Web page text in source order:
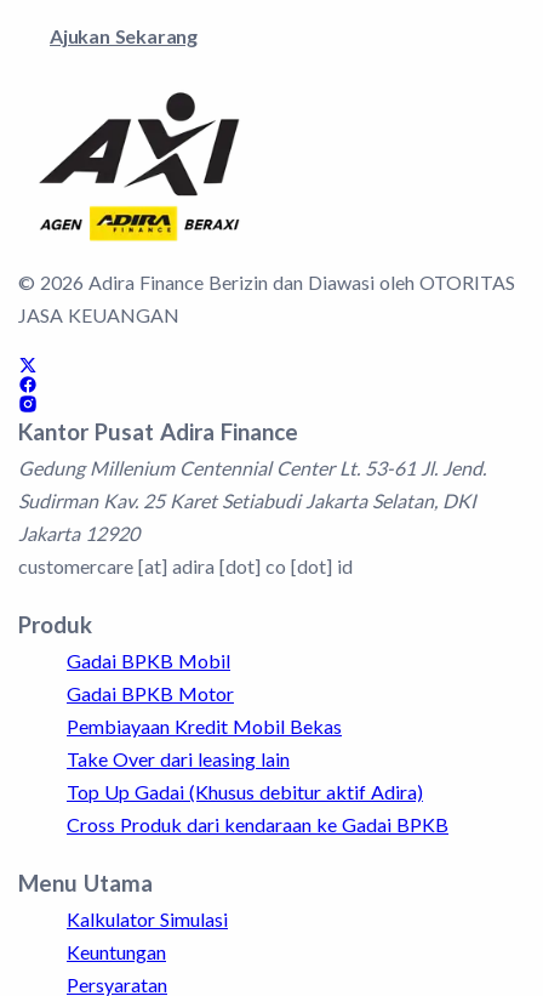
Ajukan Sekarang
© 2026 Adira Finance Berizin dan Diawasi oleh OTORITAS
JASA KEUANGAN
Kantor Pusat Adira Finance
Gedung Millenium Centennial Center Lt. 53-61 Jl. Jend.
Sudirman Kav. 25 Karet Setiabudi Jakarta Selatan, DKI
Jakarta 12920
customercare [at] adira [dot] co [dot] id
Produk
Gadai BPKB Mobil
Gadai BPKB Motor
Pembiayaan Kredit Mobil Bekas
Take Over dari leasing lain
Top Up Gadai (Khusus debitur aktif Adira)
Cross Produk dari kendaraan ke Gadai BPKB
Menu Utama
Kalkulator Simulasi
Keuntungan
Persyaratan